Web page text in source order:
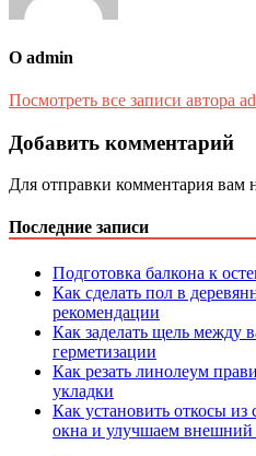
О admin
Посмотреть все записи автора
Добавить комментарий
Для отправки комментария вам
Последние записи
Подготовка балкона к
Как сделать пол в
рекомендации
Как заделать щель между
герметизации
Как резать линолеум
укладки
Как установить откосы из
окна и улучшаем внешний